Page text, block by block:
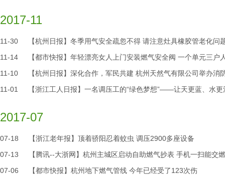
2017-11
11-30
【杭州日报】冬季用气安全疏忽不得 请注意灶具橡胶管老化问
11-14
【都市快报】年轻漂亮女人上门安装燃气安全阀 一个单元三户
11-10
【杭州日报】深化合作，军民共建 杭州天然气有限公司举办消
11-01
【浙江工人日报】一名调压工的“绿色梦想”——让天更蓝、水
2017-07
07-18
【浙江老年报】顶着骄阳忍着蚊虫 调压2900多座设备
07-13
【腾讯--大浙网】杭州主城区启动自助燃气抄表 手机一扫能交
07-06
【都市快报】杭州地下燃气管线 今年已经受了123次伤